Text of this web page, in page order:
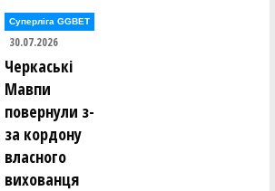
Суперліга GGBET
30.07.2026
Черкаські
Мавпи
повернули з-
за кордону
власного
вихованця